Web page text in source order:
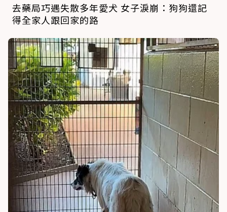
去藥局巧遇失散多年愛犬 女子淚崩：狗狗還記
得全家人跟回家的路